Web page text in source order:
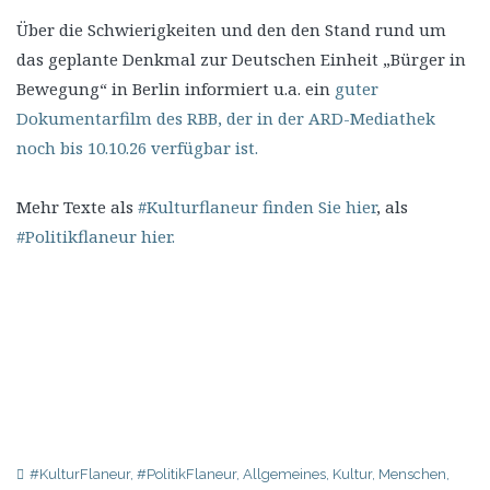
Über die Schwierigkeiten und den den Stand rund um
das geplante Denkmal zur Deutschen Einheit „Bürger in
Bewegung“ in Berlin informiert u.a. ein guter
Dokumentarfilm des RBB, der in der ARD-Mediathek
noch bis 10.10.26 verfügbar ist.
Mehr Texte als #Kulturflaneur finden Sie hier, als
#Politikflaneur hier.
#KulturFlaneur, #PolitikFlaneur, Allgemeines, Kultur, Menschen,